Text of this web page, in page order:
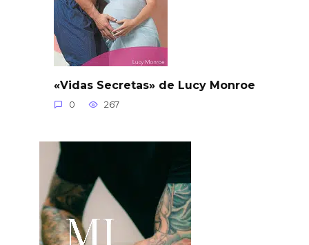
«Vidas Secretas» de Lucy Monroe
0 267